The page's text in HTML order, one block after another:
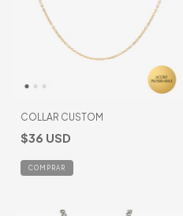
COLLAR CUSTOM
$36 USD